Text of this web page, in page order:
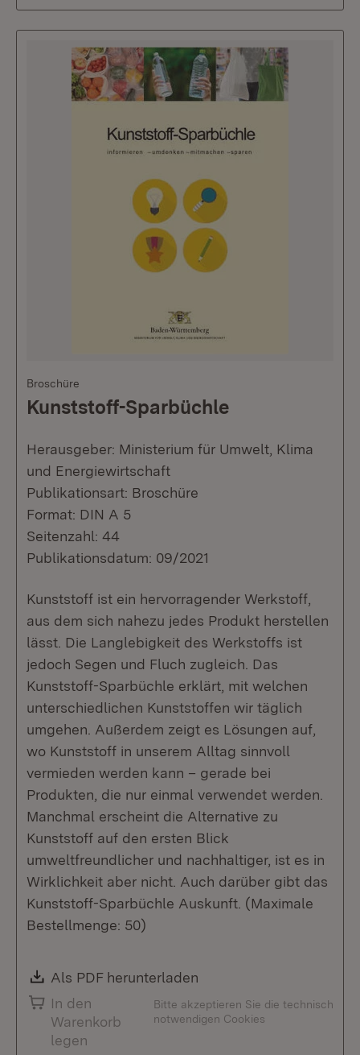
Broschüre
Kunststoff-Sparbüchle
Herausgeber: Ministerium für Umwelt, Klima
und Energiewirtschaft
Publikationsart: Broschüre
Format: DIN A 5
Seitenzahl: 44
Publikationsdatum: 09/2021
Kunststoff ist ein hervorragender Werkstoff,
aus dem sich nahezu jedes Produkt herstellen
lässt. Die Langlebigkeit des Werkstoffs ist
jedoch Segen und Fluch zugleich. Das
Kunststoff-Sparbüchle erklärt, mit welchen
unterschiedlichen Kunststoffen wir täglich
umgehen. Außerdem zeigt es Lösungen auf,
wo Kunststoff in unserem Alltag sinnvoll
vermieden werden kann – gerade bei
Produkten, die nur einmal verwendet werden.
Manchmal erscheint die Alternative zu
Kunststoff auf den ersten Blick
umweltfreundlicher und nachhaltiger, ist es in
Wirklichkeit aber nicht. Auch darüber gibt das
Kunststoff-Sparbüchle Auskunft. (Maximale
Bestellmenge: 50)
Download:
Als PDF herunterladen
In den
Warenkorb
legen
Bitte akzeptieren Sie die technisch
notwendigen Cookies